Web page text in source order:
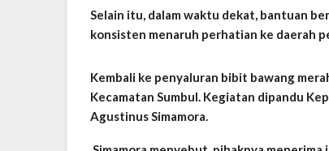
Selain itu, dalam waktu dekat, bantuan
konsisten menaruh perhatian ke daerah
Kembali ke penyaluran bibit bawang
Kecamatan Sumbul. Kegiatan dipandu
Agustinus Simamora.